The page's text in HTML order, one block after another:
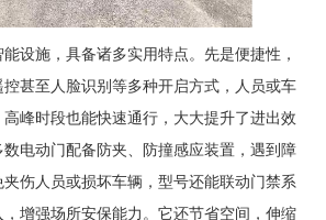
设施，具备诸多实用特点。先是便捷性，
甚至人脸识别等多种开启方式，人员或车
峰时段也能快速通行，大大提升了进出效
电动门配备防夹、防撞感应装置，遇到障
伤人员或损坏车辆，型号还能联动门禁系
增强场所安保能力。它还节省空间，伸缩